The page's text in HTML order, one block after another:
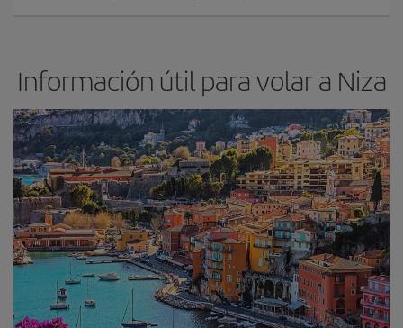
Información útil para volar a Niza